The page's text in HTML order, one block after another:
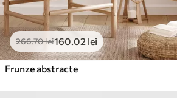
266.70lei160.02 lei
Frunze abstracte